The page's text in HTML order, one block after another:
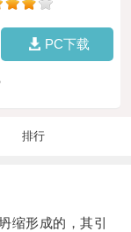
PC下载
排行
形成的，其引